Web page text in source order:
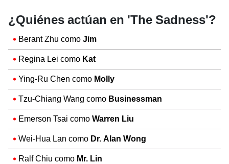
¿Quiénes actúan en 'The Sadness'?
Berant Zhu como Jim
Regina Lei como Kat
Ying-Ru Chen como Molly
Tzu-Chiang Wang como Businessman
Emerson Tsai como Warren Liu
Wei-Hua Lan como Dr. Alan Wong
Ralf Chiu como Mr. Lin